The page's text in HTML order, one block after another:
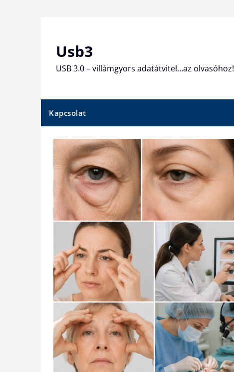
Usb3
USB 3.0 – villámgyors adatátvitel…az olvasóhoz!
Kapcsolat